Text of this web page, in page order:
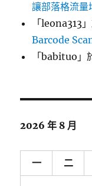
讓部落格流量
「leona313
Barcode
「babituo 」
2026 年 8 月
一 二